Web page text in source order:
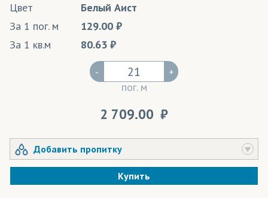
Цвет
Белый Аист
За 1 пог. м
129.00
За 1 кв.м
80.63
-
пог. м
+
2 709.00
Добавить пропитку
Купить